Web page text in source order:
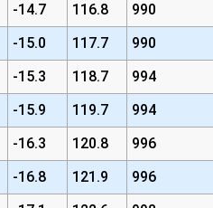
-14.7 116.8
990
-15.0 117.7
990
-15.3 118.7
994
-15.9 119.7
994
-16.3 120.8
996
-16.8 121.9
996